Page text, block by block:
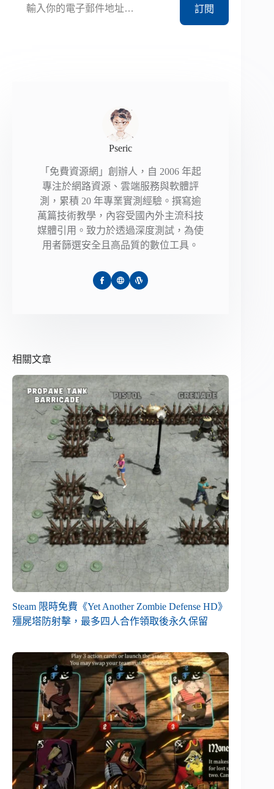
訂閱
Pseric
「免費資源網」創辦人，自 2006 年起
專注於網路資源、雲端服務與軟體評
測，累積 20 年專業實測經驗。撰寫逾
萬篇技術教學，內容受國內外主流科技
媒體引用。致力於透過深度測試，為使
用者篩選安全且高品質的數位工具。
相關文章
Steam 限時免費《Yet Another Zombie Defense HD》
殭屍塔防射擊，最多四人合作領取後永久保留